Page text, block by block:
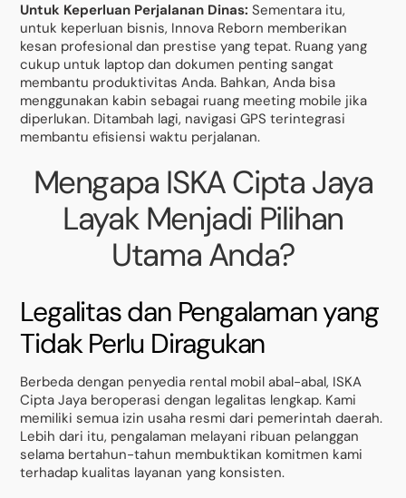
Untuk Keperluan Perjalanan Dinas: Sementara itu,
untuk keperluan bisnis, Innova Reborn memberikan
kesan profesional dan prestise yang tepat. Ruang yang
cukup untuk laptop dan dokumen penting sangat
membantu produktivitas Anda. Bahkan, Anda bisa
menggunakan kabin sebagai ruang meeting mobile jika
diperlukan. Ditambah lagi, navigasi GPS terintegrasi
membantu efisiensi waktu perjalanan.
Mengapa ISKA Cipta Jaya
Layak Menjadi Pilihan
Utama Anda?
Legalitas dan Pengalaman yang
Tidak Perlu Diragukan
Berbeda dengan penyedia rental mobil abal-abal, ISKA
Cipta Jaya beroperasi dengan legalitas lengkap. Kami
memiliki semua izin usaha resmi dari pemerintah daerah.
Lebih dari itu, pengalaman melayani ribuan pelanggan
selama bertahun-tahun membuktikan komitmen kami
terhadap kualitas layanan yang konsisten.